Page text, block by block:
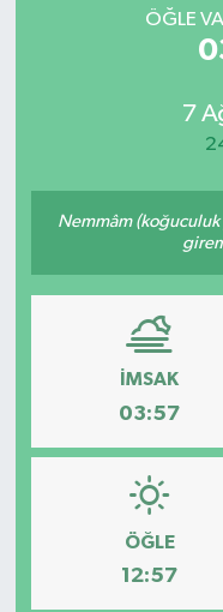
ÖĞLE
7
Nemmâm (koğuculuk
İMSAK
03:57
ÖĞLE
12:57
Haberde insan
Mersin
Mersin Tarihi
Özel Haber
Politika